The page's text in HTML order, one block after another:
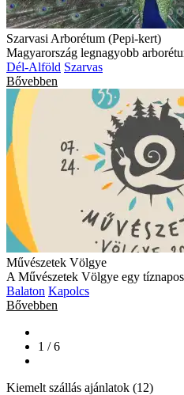
Szarvasi Arborétum (Pepi-kert)
Magyarország legnagyobb
Dél-Alföld Szarvas
Bővebben
Művészetek Völgye
A Művészetek Völgye egy
Balaton Kapolcs
Bővebben
1 / 6
Kiemelt szállás ajánlatok (12)